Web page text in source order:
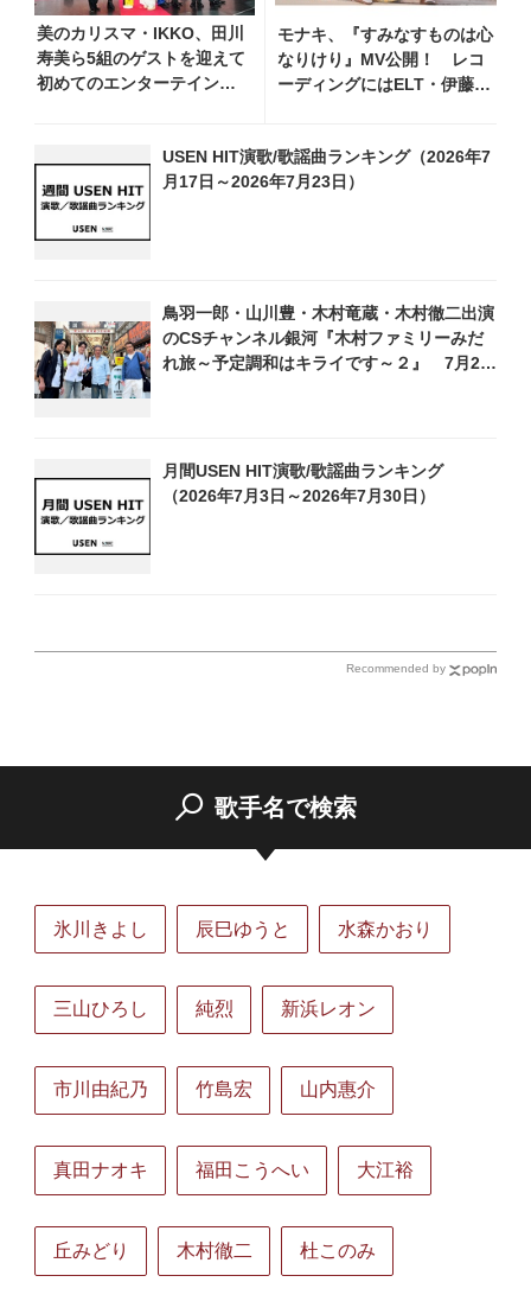
美のカリスマ・IKKO、田川
寿美ら5組のゲストを迎えて
初めてのエンターテインメ
モナキ、『すみなすものは心
なりけり』MV公開！ レコ
ーディングにはELT・伊藤一
USEN HIT演歌/歌謡曲ランキング（2026年7
月17日～2026年7月23日）
鳥羽一郎・山川豊・木村竜蔵・木村徹二出演
のCSチャンネル銀河『木村ファミリーみだ
れ旅～予定調和はキライです～２』 7月25
月間USEN HIT演歌/歌謡曲ランキング
（2026年7月3日～2026年7月30日）
Recommended by
歌手名で検索
氷川きよし 辰巳ゆうと 水森かおり
三山ひろし 純烈 新浜レオン
市川由紀乃 竹島宏 山内惠介
真田ナオキ 福田こうへい 大江裕
丘みどり 木村徹二 杜このみ